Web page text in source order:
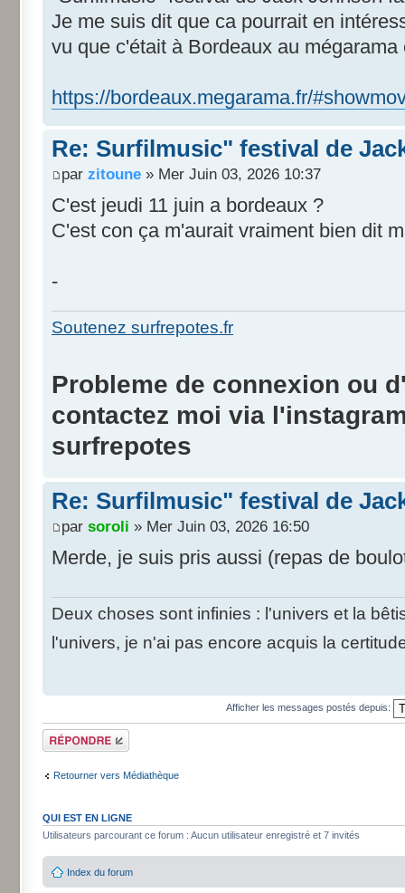
Je me suis dit que ca pourrait en
vu que c'était à Bordeaux au mégarama
https://bordeaux.megarama.fr/
Re: Surfilmusic" festival de
par zitoune » Mer Juin 03, 2026 10:37
C'est jeudi 11 juin a bordeaux ?
C'est con ça m'aurait vraiment bien dit
-
Soutenez surfrepotes.fr
Probleme de connexion ou
contactez moi via
surfrepotes
Re: Surfilmusic" festival de
par soroli » Mer Juin 03, 2026 16:50
Merde, je suis pris aussi (repas de
Deux choses sont infinies : l'univers et la
l'univers, je n'ai pas encore acquis la
Afficher les messages postés depuis:
Répondre
Retourner vers Médiathèque
QUI EST EN LIGNE
Utilisateurs parcourant ce forum : Aucun utilisateur enregistré et 7 invités
Index du forum